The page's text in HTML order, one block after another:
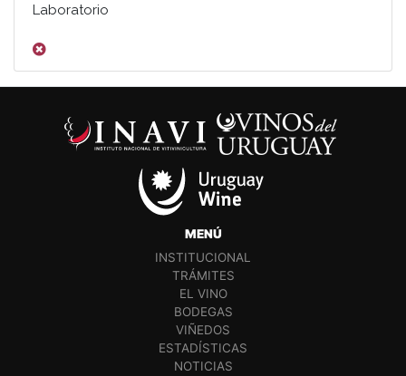
Laboratorio
MENÚ
INSTITUCIONAL
TRÁMITES
EL VINO
BODEGAS
VIÑEDOS
ESTADÍSTICAS
NOTICIAS